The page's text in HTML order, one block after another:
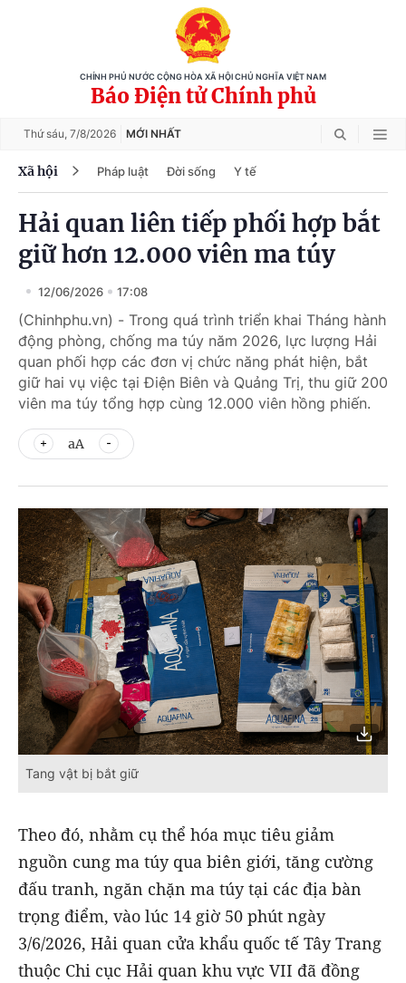
CHÍNH PHỦ NƯỚC CỘNG HÒA XÃ HỘI CHỦ NGHĨA VIỆT NAM
Báo Điện tử Chính phủ
Thứ sáu, 7/8/2026 MỚI NHẤT
Xã hội Pháp luật Đời sống Y tế
Hải quan liên tiếp phối hợp bắt
giữ hơn 12.000 viên ma túy
12/06/2026 17:08
(Chinhphu.vn) - Trong quá trình triển khai Tháng hành
động phòng, chống ma túy năm 2026, lực lượng Hải
quan phối hợp các đơn vị chức năng phát hiện, bắt
giữ hai vụ việc tại Điện Biên và Quảng Trị, thu giữ 200
viên ma túy tổng hợp cùng 12.000 viên hồng phiến.
aA
Tang vật bị bắt giữ
Theo đó, nhằm cụ thể hóa mục tiêu giảm
nguồn cung ma túy qua biên giới, tăng cường
đấu tranh, ngăn chặn ma túy tại các địa bàn
trọng điểm, vào lúc 14 giờ 50 phút ngày
3/6/2026, Hải quan cửa khẩu quốc tế Tây Trang
thuộc Chi cục Hải quan khu vực VII đã đồng